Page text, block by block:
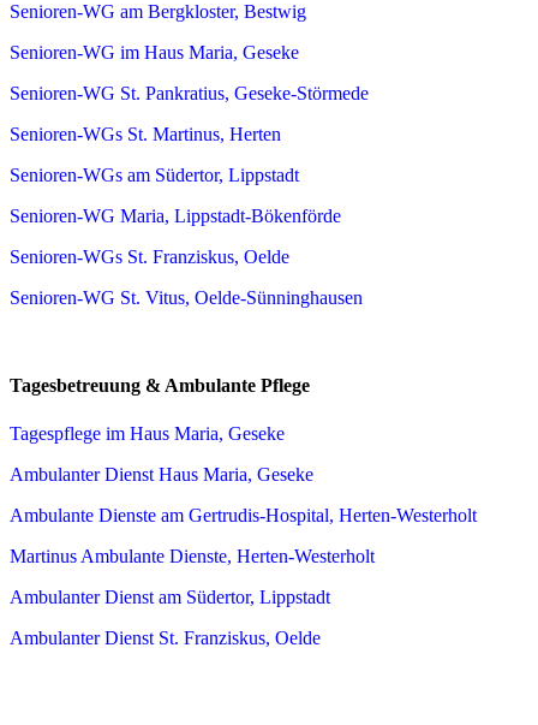
Senioren-WG am Bergkloster, Bestwig
Senioren-WG im Haus Maria, Geseke
Senioren-WG St. Pankratius, Geseke-Störmede
Senioren-WGs St. Martinus, Herten
Senioren-WGs am Südertor, Lippstadt
Senioren-WG Maria, Lippstadt-Bökenförde
Senioren-WGs St. Franziskus, Oelde
Senioren-WG St. Vitus, Oelde-Sünninghausen
Tagesbetreuung & Ambulante Pflege
Tagespflege im Haus Maria, Geseke
Ambulanter Dienst Haus Maria, Geseke
Ambulante Dienste am Gertrudis-Hospital, Herten-Westerholt
Martinus Ambulante Dienste, Herten-Westerholt
Ambulanter Dienst am Südertor, Lippstadt
Ambulanter Dienst St. Franziskus, Oelde